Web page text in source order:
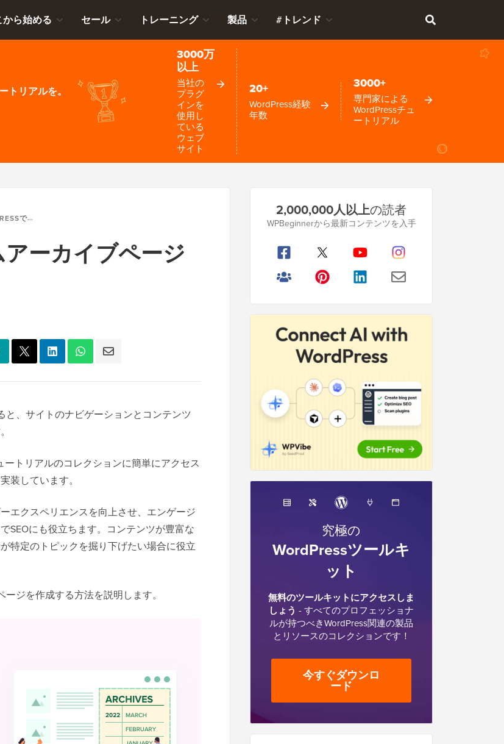
から始める セール トレーニング 製品 #トレンド
トリアルを。
3000万
以上
当社の
プラグ
インを
使用し
ている
ウェブ
サイト
20+
WordPress経験
年数
3000+
専門家による
WordPressチュ
ートリアル
ブページを作成する方法
ーカイブページ
と、サイトのナビゲーションとコンテンツ
トリアルのコレクションに簡単にアクセス
装しています。
エクスペリエンスを向上させ、エンゲージ
SEOにも役立ちます。コンテンツが豊富な
特定のトピックを掘り下げたい場合に役立
ジを作成する方法を説明します。
サ
ー
2,000,000人以上の読者
WPBeginnerから最新コンテンツを入手
究極の
WordPressツールキ
ット
無料のツールキットにアクセスしま
しょう - すべてのプロフェッショナ
ルが持つべきWordPress関連の製品
とリソースのコレクションです！
今すぐダウンロ
ード